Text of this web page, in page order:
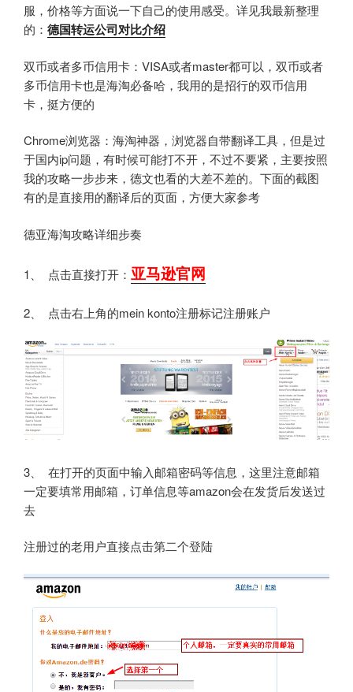
服，价格等方面说一下自己的使用感受。详见我最新整理
的： 德国转运公司对比介绍
双币或者多币信用卡：VISA或者master都可以，双币或者
多币信用卡也是海淘必备哈，我用的是招行的双币信用
卡，挺方便的
Chrome浏览器：海淘神器，浏览器自带翻译工具，但是过
于国内ip问题，有时候可能打不开，不过不要紧，主要按照
我的攻略一步步来，德文也看的大差不差的。下面的截图
有的是直接用的翻译后的页面，方便大家参考
德亚海淘攻略详细步奏
1、 点击直接打开： 亚马逊官网
2、 点击右上角的mein konto注册标记注册账户
3、 在打开的页面中输入邮箱密码等信息，这里注意邮箱
一定要填常用邮箱，订单信息等amazon会在发货后发送过
去
注册过的老用户直接点击第二个登陆